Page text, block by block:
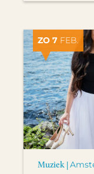
ZO 7 FEB.
Muziek |